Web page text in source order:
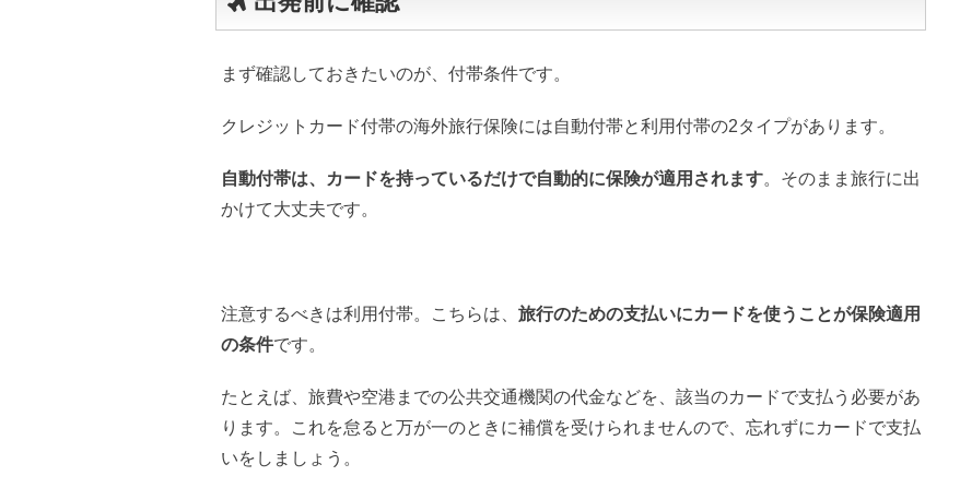
まず確認しておきたいのが、付帯条件です。
クレジットカード付帯の海外旅行保険には自動付帯と利用付帯の2タイプがあります。
自動付帯は、カードを持っているだけで自動的に保険が適用されます。そのまま旅行に出
かけて大丈夫です。
注意するべきは利用付帯。こちらは、 旅行のための支払いにカードを使うことが保険適用
の条件です。
たとえば、旅費や空港までの公共交通機関の代金などを、該当のカードで支払う必要があ
ります。これを怠ると万が一のときに補償を受けられませんので、忘れずにカードで支払
いをしましょう。